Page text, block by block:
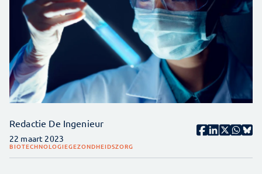
Redactie De Ingenieur
22 maart 2023
BIOTECHNOLOGIEGEZONDHEIDSZORG